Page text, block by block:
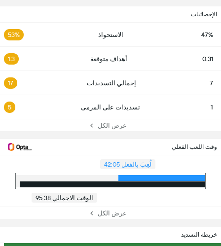
الإحصائيات
47% الاستحواذ 53%
0.31 أهداف متوقعة 1.3
7 إجمالي التسديدات 17
1 تسديدات على المرمى 5
عرض الكل
وقت اللعب الفعلي
لُعِبَ بالفعل 42:05
الوقت الاجمالي 95:38
عرض الكل
خريطة التسديد